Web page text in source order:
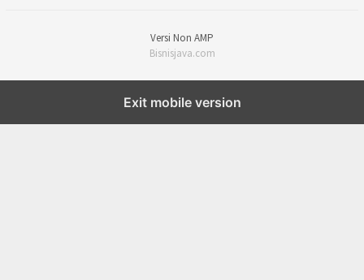
Versi Non AMP
Bisnisjava.com
Exit mobile version